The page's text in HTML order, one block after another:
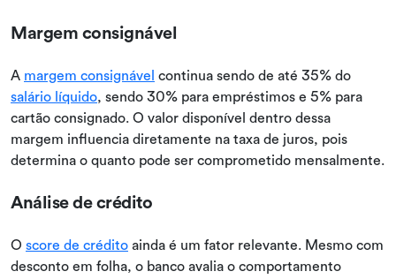
Margem consignável
A margem consignável continua sendo de até 35% do
salário líquido, sendo 30% para empréstimos e 5% para
cartão consignado. O valor disponível dentro dessa
margem influencia diretamente na taxa de juros, pois
determina o quanto pode ser comprometido mensalmente.
Análise de crédito
O score de crédito ainda é um fator relevante. Mesmo com
desconto em folha, o banco avalia o comportamento